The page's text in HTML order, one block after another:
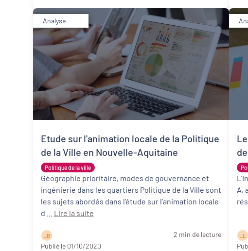
Analyse
Politique de la ville
Etude sur l'animation locale de la Politique
de la Ville en Nouvelle-Aquitaine
Géographie prioritaire, modes de gouvernance et
ingénierie dans les quartiers Politique de la Ville sont
les sujets abordés dans l’étude sur l’animation locale
Lire la suite
L B
2 min de lecture
Publié le 01/10/2020
A,
L L